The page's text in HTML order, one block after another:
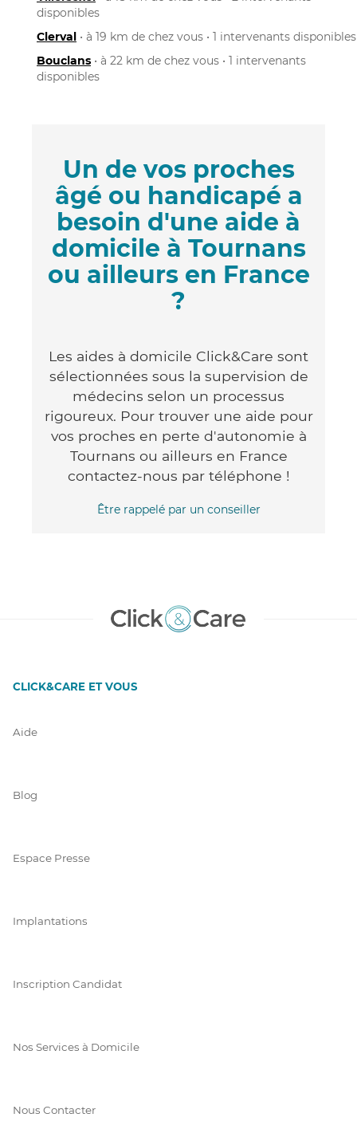
disponibles
Clerval • à 19 km de chez vous • 1 intervenants disponibles
Bouclans • à 22 km de chez vous • 1 intervenants
disponibles
Un de vos proches
âgé ou handicapé a
besoin d'une aide à
domicile à Tournans
ou ailleurs en France
?
Les aides à domicile Click&Care sont
sélectionnées sous la supervision de
médecins selon un processus
rigoureux. Pour trouver une aide pour
vos proches en perte d'autonomie à
Tournans ou ailleurs en France
contactez-nous par téléphone !
Être rappelé par un conseiller
CLICK&CARE ET VOUS
Aide
Blog
Espace Presse
Implantations
Inscription Candidat
Nos Services à Domicile
Nous Contacter